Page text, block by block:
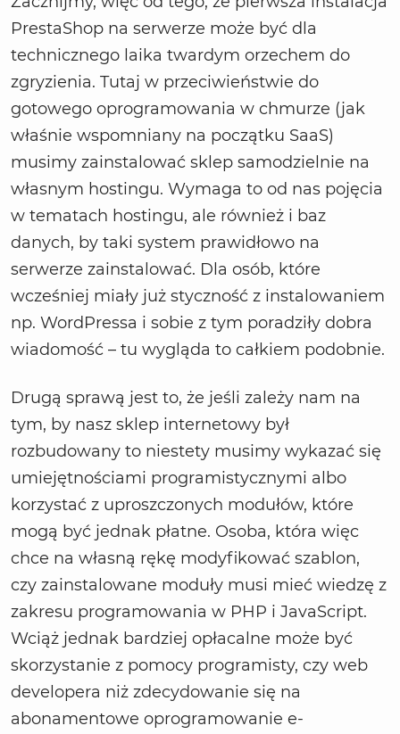
PrestaShop na serwerze może być dla
technicznego laika twardym orzechem do
zgryzienia. Tutaj w przeciwieństwie do
gotowego oprogramowania w chmurze (jak
właśnie wspomniany na początku SaaS)
musimy zainstalować sklep samodzielnie na
własnym hostingu. Wymaga to od nas pojęcia
w tematach hostingu, ale również i baz
danych, by taki system prawidłowo na
serwerze zainstalować. Dla osób, które
wcześniej miały już styczność z instalowaniem
np. WordPressa i sobie z tym poradziły dobra
wiadomość – tu wygląda to całkiem podobnie.
Drugą sprawą jest to, że jeśli zależy nam na
tym, by nasz sklep internetowy był
rozbudowany to niestety musimy wykazać się
umiejętnościami programistycznymi albo
korzystać z uproszczonych modułów, które
mogą być jednak płatne. Osoba, która więc
chce na własną rękę modyfikować szablon,
czy zainstalowane moduły musi mieć wiedzę z
zakresu programowania w PHP i JavaScript.
Wciąż jednak bardziej opłacalne może być
skorzystanie z pomocy programisty, czy web
developera niż zdecydowanie się na
abonamentowe oprogramowanie e-